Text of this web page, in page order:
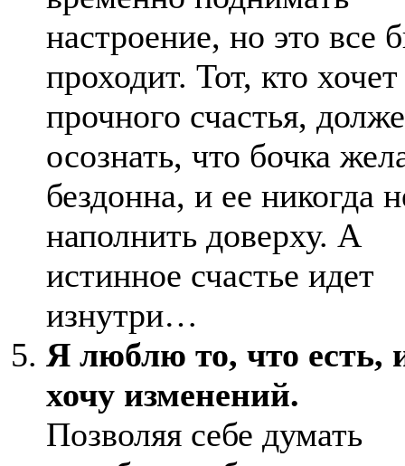
настроение, но это все
проходит. Тот, кто хочет
прочного счастья,
осознать, что бочка
бездонна, и ее никогда
наполнить доверху. А
истинное счастье идет
изнутри…
Я люблю то, что есть,
хочу изменений.
Позволяя себе думать